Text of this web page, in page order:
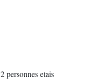
personnes etais